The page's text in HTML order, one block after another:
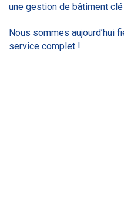
une gestion de bâtiment clé
Nous sommes aujourd’hui
service complet !